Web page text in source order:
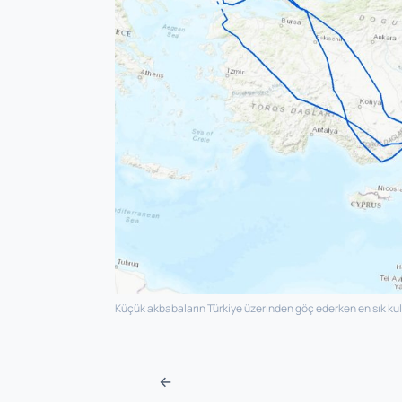
Küçük akbabaların Türkiye üzerinden göç ederken en sık
Navigasyon
←